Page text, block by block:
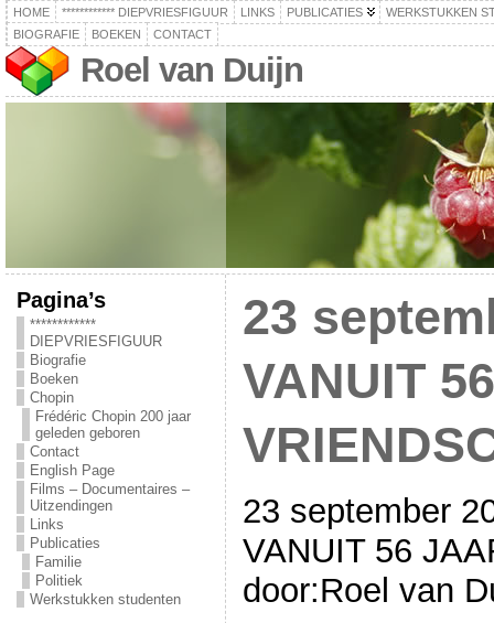
HOME ************ DIEPVRIESFIGUUR LINKS PUBLICATIES
WERKSTUKKEN
BIOGRAFIE
BOEKEN CONTACT
Roel van Duijn
Pagina’s
************
DIEPVRIESFIGUUR
Biografie
Boeken
Chopin
Frédéric Chopin 200 jaar
geleden geboren
Contact
English Page
Films – Documentaires –
Uitzendingen
Links
Publicaties
Familie
Politiek
Werkstukken studenten
23
VANUIT
23 september
VANUIT 56
door:Roel van